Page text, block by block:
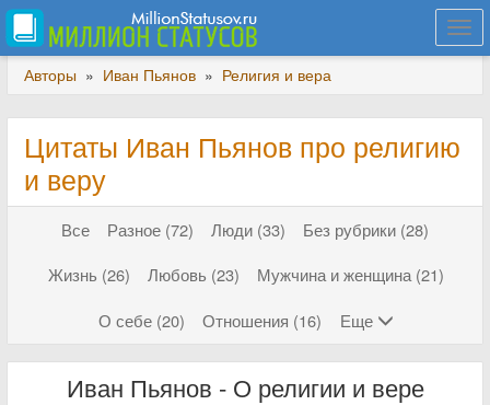
Авторы » Иван Пьянов » Религия и вера
Цитаты Иван Пьянов про религию
и веру
Все Разное (72) Люди (33)
Без рубрики (28)
Жизнь (26)
Любовь (23)
Мужчина и женщина (21)
О себе (20)
Отношения (16) Еще
Иван Пьянов - О религии и вере